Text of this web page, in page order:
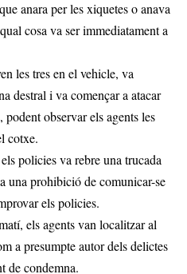
anara per les xiquetes o anava
cosa va ser immediatament a
les tres en el vehicle, va
destral i va començar a atacar
observar els agents les
cotxe.
policies va rebre una trucada
una prohibició de comunicar-se
els policies.
els agents van localitzar al
a presumpte autor dels delictes
de condemna.